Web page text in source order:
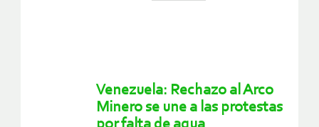
Venezuela: Rechazo al Arco
Minero se une a las protestas